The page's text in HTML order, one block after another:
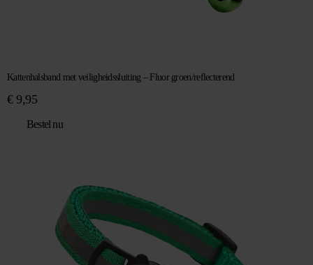
Kattenhalsband met veiligheidssluiting – Fluor groen/reflecterend
€9,95
Bestel nu